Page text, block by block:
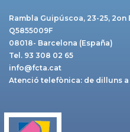
Rambla Guipúscoa, 23-25, 2on
Q5855009F
08018- Barcelona (España)
Tel. 93 308 02 65
info@fcta.cat
Atenció telefònica: de dilluns a